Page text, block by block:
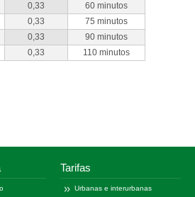
0,33
60 minutos
0,33
75 minutos
0,33
90 minutos
0,33 110 minutos
Tarifas
Urbanas e interurbanas